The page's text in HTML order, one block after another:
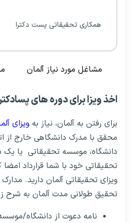
همکاری تحقیقاتی پست دکترا
مشاغل مورد نیاز آلمان
اخذ ویزا برای دوره‌ های
برای رفتن به آلمان، نیاز به ویزای
محقق با مدرک دانشگاهی خارج از
دانشگاه، موسسه تحقیقاتی یا یک
تحقیقاتی خود با شما قرارداد امضا
ویزای تحقیقاتی آلمان دارید. مدارک
تحقیق طولانی مدت آلمان به شرح
نامه دعوت از دانشگاه/